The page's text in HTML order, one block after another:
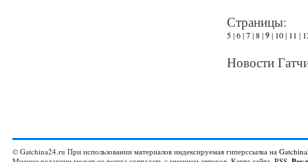
Страницы:
5|6|7|8|9| 10| 11 |
Новости
© Gatchina24.ru При использовании материалов индексируемая гиперссылка на